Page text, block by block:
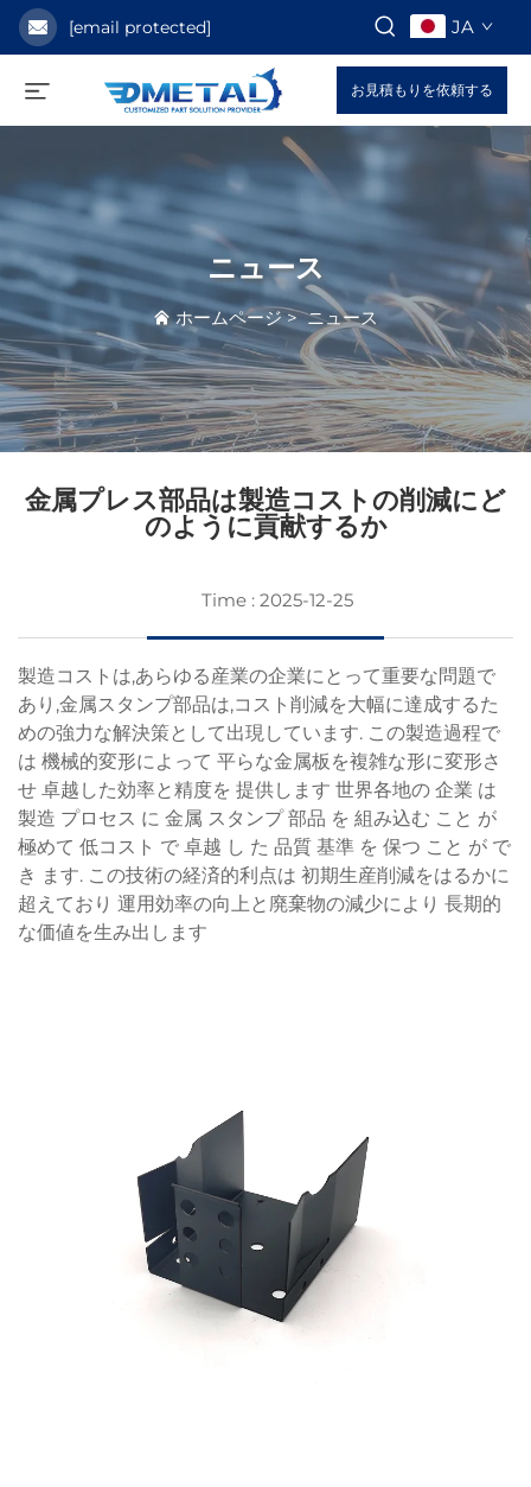
[email protected] JA
お見積もりを依頼する
ニュース
ホームページ>ニュース
金属プレス部品は製造コストの削減にど
のように貢献するか
Time : 2025-12-25
製造コストは,あらゆる産業の企業にとって重要な問題で
あり,金属スタンプ部品は,コスト削減を大幅に達成するた
めの強力な解決策として出現しています. この製造過程で
は 機械的変形によって 平らな金属板を複雑な形に変形さ
せ 卓越した効率と精度を 提供します 世界各地の 企業 は
製造 プロセス に 金属 スタンプ 部品 を 組み込む こと が
極めて 低コスト で 卓越 し た 品質 基準 を 保つ こと が で
き ます. この技術の経済的利点は 初期生産削減をはるかに
超えており 運用効率の向上と廃棄物の減少により 長期的
な価値を生み出します